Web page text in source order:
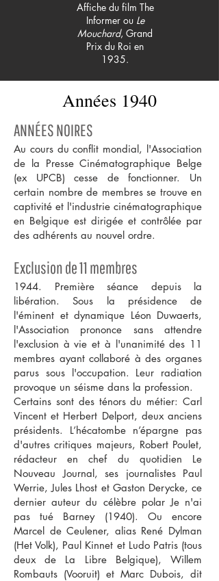
Affiche du film The
Informer ou Le
Mouchard, Grand
Prix du Roi en
1935.
Années 1940
ANNÉES NOIRES
Au cours du conflit mondial, l'Association
de la Presse Cinématographique Belge
(ex UPCB) cesse de fonctionner. Un
certain nombre de membres se trouve en
captivité et l'industrie cinématographique
en Belgique est dirigée et contrôlée par
des adhérents au nouvel ordre.
Exclusion de 11 membres
1944. Première séance depuis la
libération. Sous la présidence de
l'éminent et dynamique Léon Duwaerts,
l'Association prononce sans attendre
l'exclusion à vie et à l'unanimité des 11
membres ayant collaboré à des organes
parus sous l'occupation. Leur radiation
provoque un séisme dans la profession.
Certains sont des ténors du métier: Carl
Vincent et Herbert Delport, deux anciens
présidents. L’hécatombe n’épargne pas
d'autres critiques majeurs, Robert Poulet,
rédacteur en chef du quotidien Le
Nouveau Journal, ses journalistes Paul
Werrie, Jules Lhost et Gaston Derycke, ce
dernier auteur du célèbre polar Je n'ai
pas tué Barney (1940). Ou encore
Marcel de Ceulener, alias René Dylman
(Het Volk), Paul Kinnet et Ludo Patris (tous
deux de La Libre Belgique), Willem
Rombauts (Vooruit) et Marc Dubois, dit